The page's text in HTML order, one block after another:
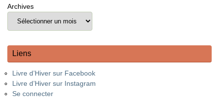
Archives
Liens
Livre d’Hiver sur Facebook
Livre d’Hiver sur Instagram
Se connecter